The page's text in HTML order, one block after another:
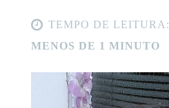
TEMPO DE LEITURA:
MENOS DE 1 MINUTO